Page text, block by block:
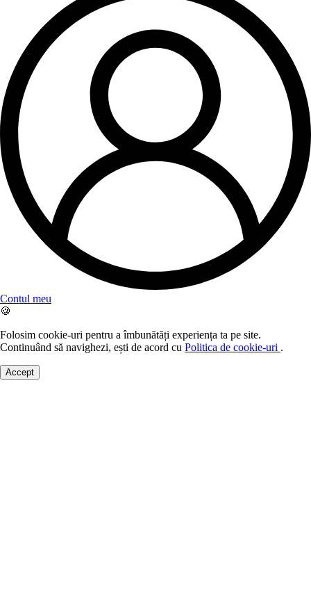
Contul meu
🍪
Folosim cookie-uri pentru a îmbunătăți experiența ta pe site.
Continuând să navighezi, ești de acord cu Politica de cookie-uri .
Accept